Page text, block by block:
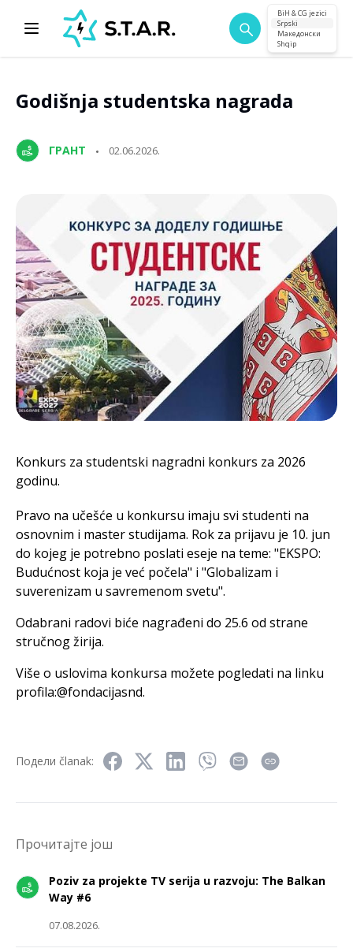
BiH & CG jezici
Srpski
Македонски
Shqip
Godišnja studentska nagrada
ГРАНТ 02.06.2026.
Konkurs za studentski nagradni konkurs za 2026
godinu.
Pravo na učešće u konkursu imaju svi studenti na
osnovnim i master studijama. Rok za prijavu je 10. jun
do kojeg je potrebno poslati eseje na teme: "EKSPO:
Budućnost koja je već počela" i "Globalizam i
suverenizam u savremenom svetu".
Odabrani radovi biće nagrađeni do 25.6 od strane
stručnog žirija.
Više o uslovima konkursa možete pogledati na linku
profila:@fondacijasnd.
Подели članak:
Прочитајте још
Poziv za projekte TV serija u razvoju: The Balkan
Way #6
07.08.2026.